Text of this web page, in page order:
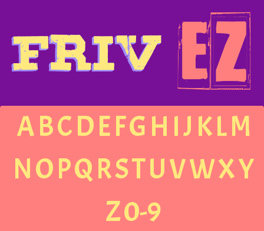
ABCDEFGH IJ KLM
NOPQRSTUVWXY
Z0-9